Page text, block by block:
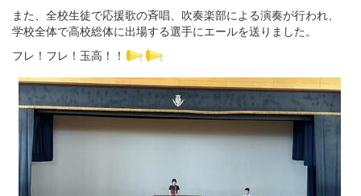
また、全校生徒で応援歌の斉唱、吹奏楽部による演奏が行われ、
学校全体で高校総体に出場する選手にエールを送りました。
フレ！フレ！玉高！！